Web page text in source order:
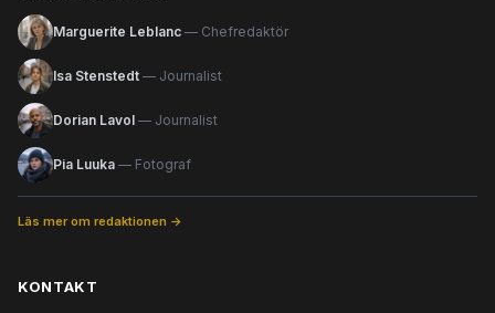
Marguerite Leblanc — Chefredaktör
Isa Stenstedt — Journalist
Dorian Lavol — Journalist
Pia Luuka — Fotograf
Läs mer om redaktionen →
KONTAKT